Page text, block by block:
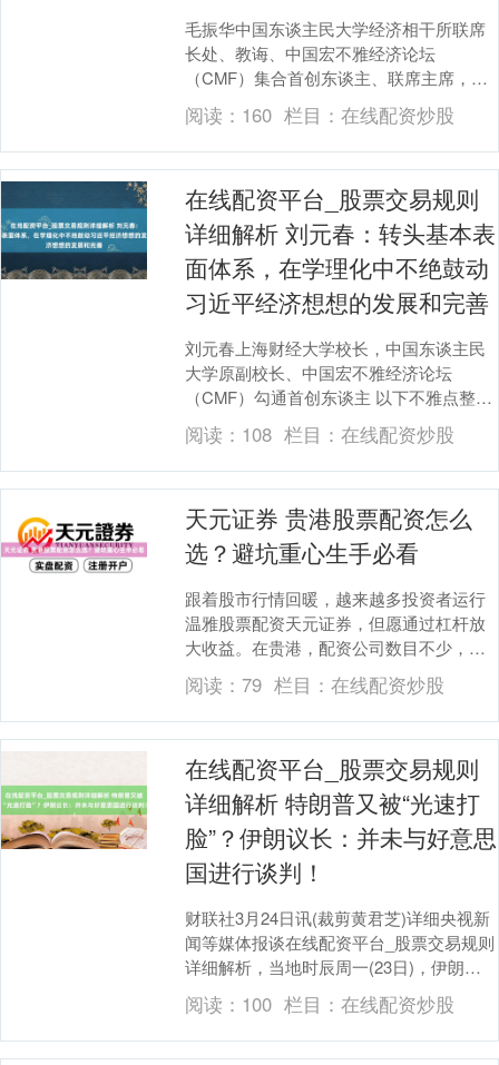
毛振华中国东谈主民大学经济相干所联席
长处、教诲、中国宏不雅经济论坛
（CMF）集合首创东谈主、联席主席，中
诚信海外首席经济学家 以下不雅点整理自
毛振华在CMF季度....
阅读： 160 栏目： 在线配资炒股
在线配资平台_股票交易规则
详细解析 刘元春：转头基本表
面体系，在学理化中不绝鼓动
习近平经济想想的发展和完善
刘元春上海财经大学校长，中国东谈主民
大学原副校长、中国宏不雅经济论坛
（CMF）勾通首创东谈主 以下不雅点整理
自刘元春在CMF宏不雅经济热门问题斟酌
会（第69期）....
阅读： 108 栏目： 在线配资炒股
天元证券 贵港股票配资怎么
选？避坑重心生手必看
跟着股市行情回暖，越来越多投资者运行
温雅股票配资天元证券，但愿通过杠杆放
大收益。在贵港，配资公司数目不少，但
质地繁芜不皆。关于生手来说，如何选拔
一家靠谱的配资机....
阅读：79 栏目： 在线配资炒股
在线配资平台_股票交易规则
详细解析 特朗普又被“光速打
脸”？伊朗议长：并未与好意思
国进行谈判！
财联社3月24日讯(裁剪黄君芝)详细央视新
闻等媒体报谈在线配资平台_股票交易规则
详细解析，当地时辰周一(23日)，伊朗伊
斯兰议会议长卡利巴夫(MohammadB....
阅读： 100 栏目： 在线配资炒股